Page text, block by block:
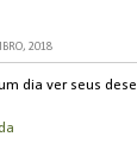
2018
dia ver seus